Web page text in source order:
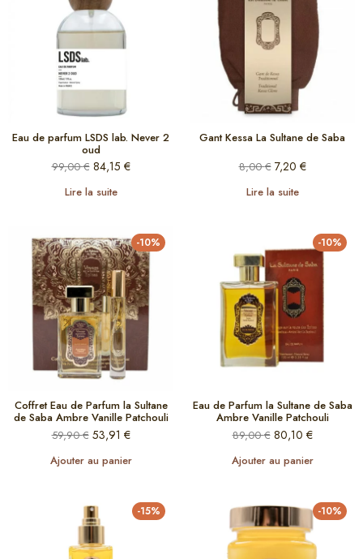
Eau de parfum LSDS lab. Never 2
oud
99,00€ 84,15 €
Lire la suite
Gant Kessa La Sultane de Saba
8,00€ 7,20 €
Lire la suite
-10%
Coffret Eau de Parfum la Sultane
de Saba Ambre Vanille Patchouli
59,90€ 53,91 €
Ajouter au panier
-10%
Eau de Parfum la Sultane de Saba
Ambre Vanille Patchouli
89,00€ 80,10 €
Ajouter au panier
-15% -10%